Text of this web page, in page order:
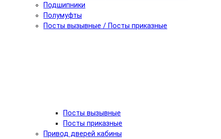
Подшипники
Полумуфты
Посты вызывные / Посты приказные
Посты вызывные
Посты приказные
Привод дверей кабины